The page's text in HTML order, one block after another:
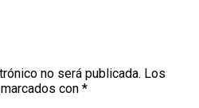
no será publicada. Los
con *